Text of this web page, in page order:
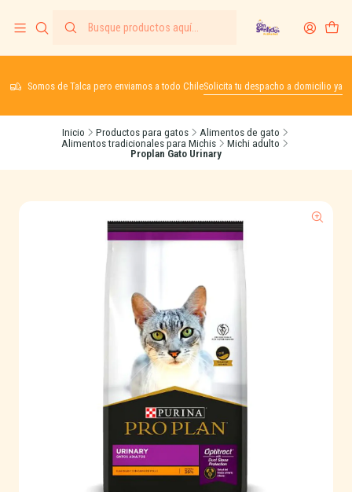
Somos de Talca pero enviamos a todo ChileSolicita tu despacho a domicilio ya
Inicio Productos para gatos
Alimentos de gato
Alimentos tradicionales para Michis
Michi adulto
Proplan Gato Urinary